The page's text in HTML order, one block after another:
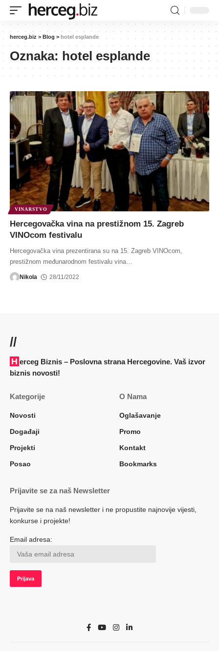
herceg.biz > Blog > hotel esplande
Oznaka:hotel esplande
VINARSTVO
Hercegovačka vina na prestižnom 15. Zagreb
VINOcom festivalu
Hercegovačka vina prezentirana su na 15. Zagreb VINOcom,
prestižnom međunarodnom festivalu vina
Nikola 28/11/2022
//
Herceg Biznis – Poslovna strana Hercegovine. Vaš izvor
biznis novosti!
Kategorije
Novosti
Događaji
Projekti
Posao
O Nama
Oglašavanje
Promo
Kontakt
Bookmarks
Prijavite se za naš Newsletter
Prijavite se na naš newsletter i ne propustite najnovije vijesti,
konkurse i projekte!
Email adresa: